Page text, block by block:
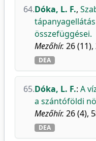
64.Dóka, L. F.,
összefüggései.
Mezőhír. 26 (11),
DEA
65.Dóka, L. F.: A
a szántóföldi
Mezőhír. 26 (4),
DEA